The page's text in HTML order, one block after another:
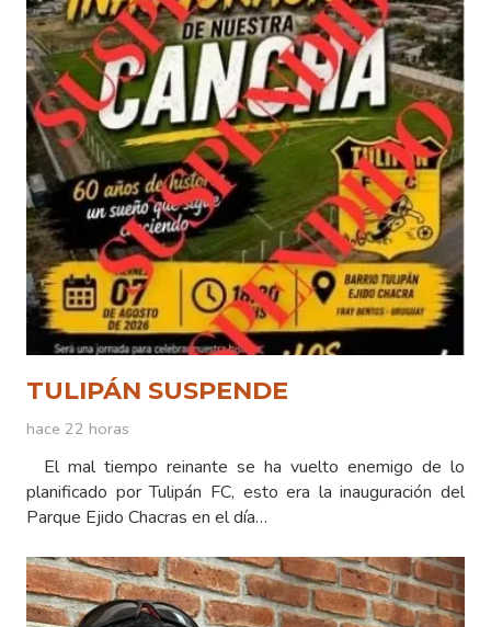
TULIPÁN SUSPENDE
hace 22 horas
El mal tiempo reinante se ha vuelto enemigo de lo
planificado por Tulipán FC, esto era la inauguración del
Parque Ejido Chacras en el día…